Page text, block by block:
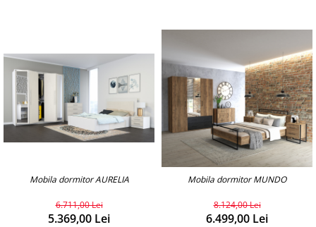
Mobila dormitor AURELIA
6.711,00 Lei
5.369,00 Lei
Mobila dormitor MUNDO
8.124,00 Lei
6.499,00 Lei